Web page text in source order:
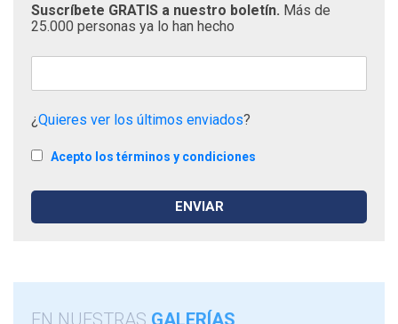
Suscríbete GRATIS a nuestro boletín. Más de
25.000 personas ya lo han hecho
¿Quieres ver los últimos enviados?
Acepto los términos y condiciones
EN NUESTRAS GALERÍAS